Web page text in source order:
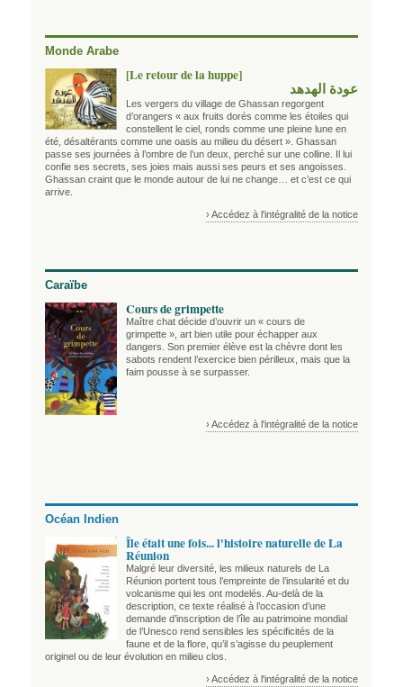
Monde Arabe
[Le retour de la huppe]
عودة الهدهد
Les vergers du village de Ghassan regorgent
d’orangers « aux fruits dorés comme les étoiles qui
constellent le ciel, ronds comme une pleine lune en
été, désaltérants comme une oasis au milieu du désert ». Ghassan
passe ses journées à l’ombre de l’un deux, perché sur une colline. Il lui
confie ses secrets, ses joies mais aussi ses peurs et ses angoisses.
Ghassan craint que le monde autour de lui ne change… et c’est ce qui
arrive.
› Accédez à l'intégralité de la notice
Caraïbe
Cours de grimpette
Maître chat décide d’ouvrir un « cours de
grimpette », art bien utile pour échapper aux
dangers. Son premier élève est la chèvre dont les
sabots rendent l’exercice bien périlleux, mais que la
faim pousse à se surpasser.
› Accédez à l'intégralité de la notice
Océan Indien
Île était une fois... l'histoire naturelle de La
Réunion
Malgré leur diversité, les milieux naturels de La
Réunion portent tous l’empreinte de l’insularité et du
volcanisme qui les ont modelés. Au-delà de la
description, ce texte réalisé à l’occasion d’une
demande d’inscription de l’île au patrimoine mondial
de l’Unesco rend sensibles les spécificités de la
faune et de la flore, qu’il s’agisse du peuplement
originel ou de leur évolution en milieu clos.
› Accédez à l'intégralité de la notice